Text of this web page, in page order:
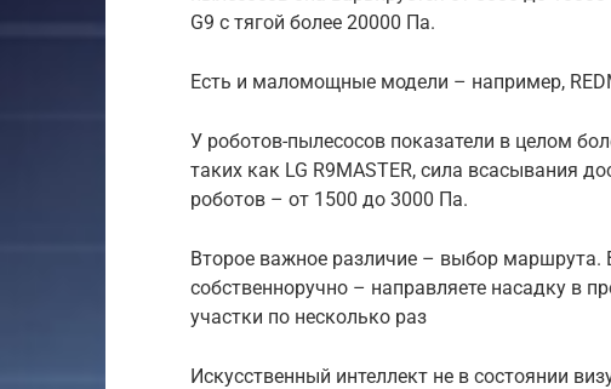
G9 с тягой более 20000 Па.
Есть и маломощные модели – например,
У роботов-пылесосов показатели в целом
таких как LG R9MASTER, сила всасывания
роботов – от 1500 до 3000 Па.
Второе важное различие – выбор
собственноручно – направляете насадку в
участки по несколько раз
Искусственный интеллект не в состоянии